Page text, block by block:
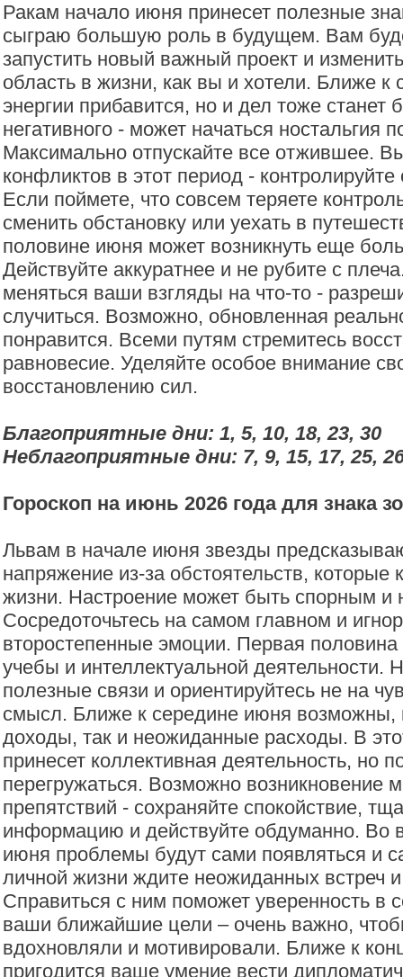
Ракам начало июня принесет полезные
сыграю большую роль в будущем. Вам
запустить новый важный проект и
область в жизни, как вы и хотели. Ближе к
энергии прибавится, но и дел тоже станет
негативного - может начаться ностальгия
Максимально отпускайте все отжившее.
конфликтов в этот период -
Если поймете, что совсем теряете
сменить обстановку или уехать в
половине июня может возникнуть еще
Действуйте аккуратнее и не рубите с
меняться ваши взгляды на что-то -
случиться. Возможно, обновленная
понравится. Всеми путям стремитесь
равновесие. Уделяйте особое внимание
восстановлению сил.
Благоприятные дни: 1, 5, 10, 18, 23, 30
Неблагоприятные дни: 7, 9, 15, 17, 25,
Гороскоп на июнь 2026 года для знака
Львам в начале июня звезды
напряжение из-за обстоятельств, которые
жизни. Настроение может быть спорным и
Сосредоточьтесь на самом главном и
второстепенные эмоции. Первая
учебы и интеллектуальной деятельности.
полезные связи и ориентируйтесь не на
смысл. Ближе к середине июня возможны,
доходы, так и неожиданные расходы. В
принесет коллективная деятельность, но
перегружаться. Возможно возникновение
препятствий - сохраняйте спокойствие,
информацию и действуйте обдуманно. Во
июня проблемы будут сами появляться и
личной жизни ждите неожиданных встреч
Справиться с ним поможет уверенность в
ваши ближайшие цели – очень важно,
вдохновляли и мотивировали. Ближе к
пригодится ваше умение вести